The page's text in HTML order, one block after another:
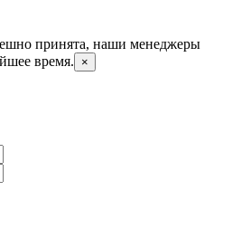
принята, наши менеджеры
время.
×